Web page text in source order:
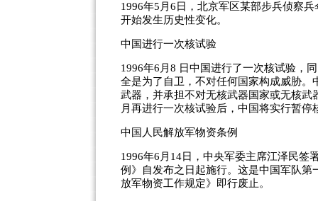
1996年5月6日，北京军区某部步兵侦察
开始发生历史性变化。
中国进行一次核试验
1996年6月8 日中国进行了一次核试验，
全是为了自卫，不对任何国家构成威胁
武器，并承担不对无核武器国家或无核
月再进行一次核试验后，中国将实行暂停
中国人民解放军物资条例
1996年6月14日，中央军委主席江泽民签
例》自发布之日起施行。这是中国军队
放军物资工作规定》即行废止。